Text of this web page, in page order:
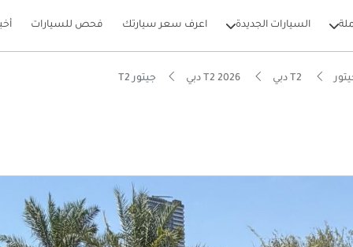
السيارات الجديدة اعرف سعر سيارتك فحص للسيارات
جيتور T2